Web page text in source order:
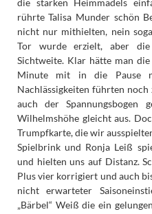
die starken Heimmädels
rührte Talisa Munder schön
nicht nur mithielten, nein
Tor wurde erzielt, aber
Sichtweite. Klar hätte man
Minute mit in die Pause
Nachlässigkeiten führten noch
auch der Spannungsbogen
Wilhelmshöhe gleicht aus.
Trumpfkarte, die wir
Spielbrink und Ronja Leiß
und hielten uns auf Distanz.
Plus vier korrigiert und auch
nicht erwarteter
„Bärbel“ Weiß die ein